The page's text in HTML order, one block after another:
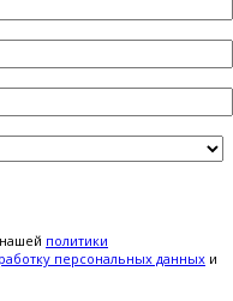
политики
персональных данных и